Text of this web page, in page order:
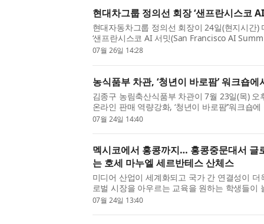
현대차그룹 정의선 회장 ‘샌프란시스코
현대자동차그룹 정의선 회장이 24일(현지시간
‘샌프란시스코 AI 서밋(San Francisco AI
컬 AI (Physical AI) 비전과 전략을 밝혔다. 이번
07월 26일 14:28
농식품부 차관, ‘청년이 바로팜’ 워크숍
김종구 농림축산식품부 차관이 7월 23일(목) 오
온라인 판매 역량강화, ‘청년이 바로팜’’워크숍
는 청년농업인을 격려했다. 이번 워크숍은 온
07월 24일 14:40
멕시코에서 홍콩까지… 홍콩중문대서 글
는 호세 마누엘 세르반테스 산체스
미디어 산업이 세계화되고 국가 간 연결성이
로벌 시장을 아우르는 교육을 원하는 학생들이
문대학교(The Chinese University of Hong
07월 24일 13:40